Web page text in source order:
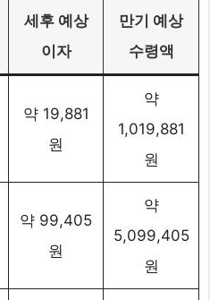
세후 예상
이자
만기 예상
수령액
약 19,881
원
약
1,019,881
원
약 99,405
원
약
5,099,405
원